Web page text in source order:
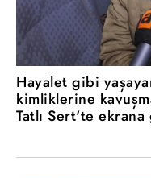
Hayalet gibi
kimliklerine
Tatlı Sert'te